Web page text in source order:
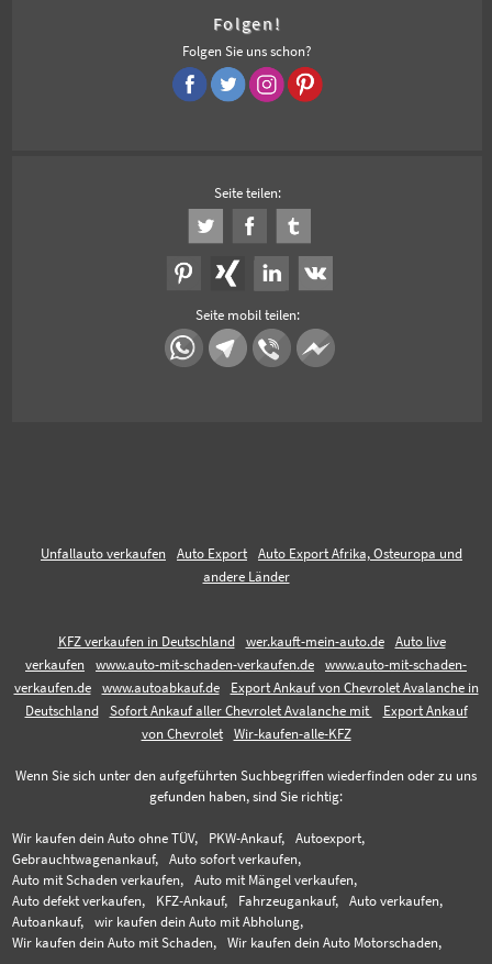
Folgen!
Folgen Sie uns schon?
Seite teilen:
Seite mobil teilen:
Unfallauto verkaufen Auto Export
Auto Export Afrika, Osteuropa und
andere Länder
KFZ verkaufen in Deutschland wer.kauft-mein-auto.de
Auto live
verkaufen
www.auto-mit-schaden-verkaufen.de
www.auto-mit-schaden-
verkaufen.de
www.autoabkauf.de
Export Ankauf von Chevrolet Avalanche in
Deutschland
Sofort Ankauf aller Chevrolet Avalanche mit
Export Ankauf
von Chevrolet
Wir-kaufen-alle-KFZ
Wenn Sie sich unter den aufgeführten Suchbegriffen wiederfinden oder zu uns
gefunden haben, sind Sie richtig:
Wir kaufen dein Auto ohne TÜV, PKW-Ankauf,
Autoexport,
Gebrauchtwagenankauf,
Auto sofort verkaufen,
Auto mit Schaden verkaufen,
Auto mit Mängel verkaufen,
Auto defekt verkaufen,
KFZ-Ankauf, Fahrzeugankauf,
Auto verkaufen,
Autoankauf,
wir kaufen dein Auto mit Abholung,
Wir kaufen dein Auto mit Schaden,
Wir kaufen dein Auto Motorschaden,